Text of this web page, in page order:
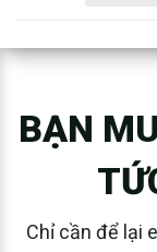
BẠN
Chỉ cần để lại